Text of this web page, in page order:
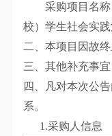
采购项目名称
校）学生社会实
二、本项目因故终
三、其他补充事
四、凡对本次公
系。
1.采购人信息